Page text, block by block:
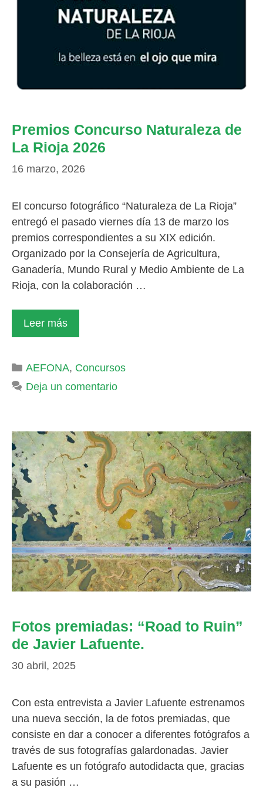
Premios Concurso Naturaleza de
La Rioja 2026
16 marzo, 2026
El concurso fotográfico “Naturaleza de La Rioja”
entregó el pasado viernes día 13 de marzo los
premios correspondientes a su XIX edición.
Organizado por la Consejería de Agricultura,
Ganadería, Mundo Rural y Medio Ambiente de La
Rioja, con la colaboración …
Leer más
Categorías
AEFONA, Concursos
Deja un comentario
Fotos premiadas: “Road to Ruin”
de Javier Lafuente.
30 abril, 2025
Con esta entrevista a Javier Lafuente estrenamos
una nueva sección, la de fotos premiadas, que
consiste en dar a conocer a diferentes fotógrafos a
través de sus fotografías galardonadas. Javier
Lafuente es un fotógrafo autodidacta que, gracias
a su pasión …